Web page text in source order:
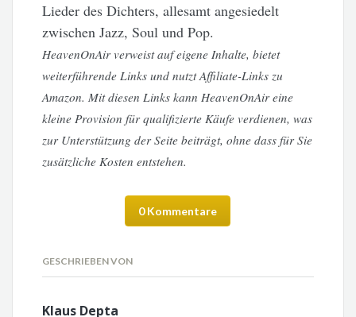
Lieder des Dichters, allesamt angesiedelt
zwischen Jazz, Soul und Pop.
HeavenOnAir verweist auf eigene Inhalte, bietet
weiterführende Links und nutzt Affiliate-Links zu
Amazon. Mit diesen Links kann HeavenOnAir eine
kleine Provision für qualifizierte Käufe verdienen, was
zur Unterstützung der Seite beiträgt, ohne dass für Sie
zusätzliche Kosten entstehen.
0 Kommentare
GESCHRIEBEN VON
Klaus Depta